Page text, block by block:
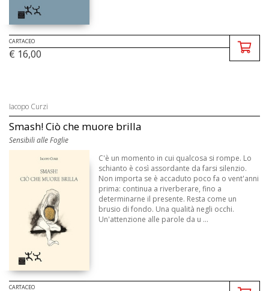
CARTACEO
€ 16,00
Iacopo Curzi
Smash! Ciò che muore brilla
Sensibili alle Foglie
C'è un momento in cui qualcosa si rompe. Lo
schianto è così assordante da farsi silenzio.
Non importa se è accaduto poco fa o vent'anni
prima: continua a riverberare, fino a
determinarne il presente. Resta come un
brusio di fondo. Una qualità negli occhi.
Un'attenzione alle parole da u ...
CARTACEO